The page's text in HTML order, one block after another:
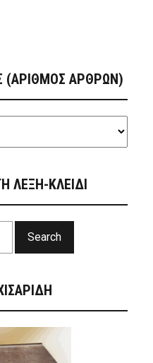
(ΑΡΙΘΜΟΣ ΑΡΘΡΩΝ)
ΛΕΞΗ-ΚΛΕΙΔΙ
Search